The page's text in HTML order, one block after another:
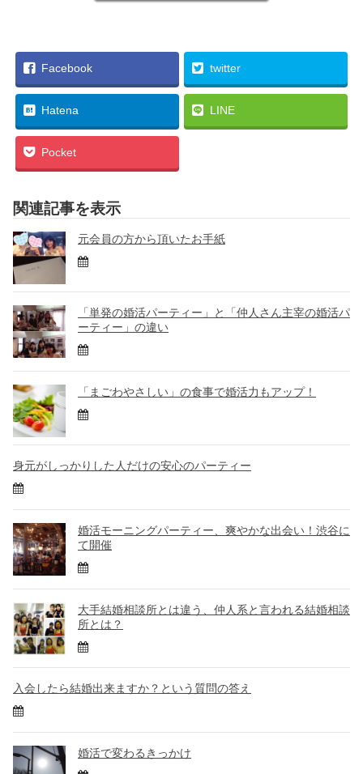
Facebook twitter
Hatena LINE
Pocket
関連記事を表示
元会員の方から頂いたお手紙
「単発の婚活パーティー」と「仲人さん主宰の婚活パ
ーティー」の違い
「まごわやさしい」の食事で婚活力もアップ！
身元がしっかりした人だけの安心のパーティー
婚活モーニングパーティー、爽やかな出会い！渋谷に
て開催
大手結婚相談所とは違う、仲人系と言われる結婚相談
所とは？
入会したら結婚出来ますか？という質問の答え
婚活で変わるきっかけ